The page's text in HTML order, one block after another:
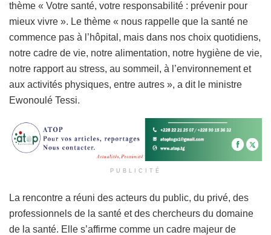
thème « Votre santé, votre responsabilité : prévenir pour
mieux vivre ». Le thème « nous rappelle que la santé ne
commence pas à l’hôpital, mais dans nos choix quotidiens,
notre cadre de vie, notre alimentation, notre hygiène de vie,
notre rapport au stress, au sommeil, à l’environnement et
aux activités physiques, entre autres », a dit le ministre
Ewonoulé Tessi.
PUBLICITÉ
La rencontre a réuni des acteurs du public, du privé, des
professionnels de la santé et des chercheurs du domaine
de la santé. Elle s’affirme comme un cadre majeur de